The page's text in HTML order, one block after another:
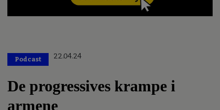
Podcast 22.04.24
De progressives krampe i
armene